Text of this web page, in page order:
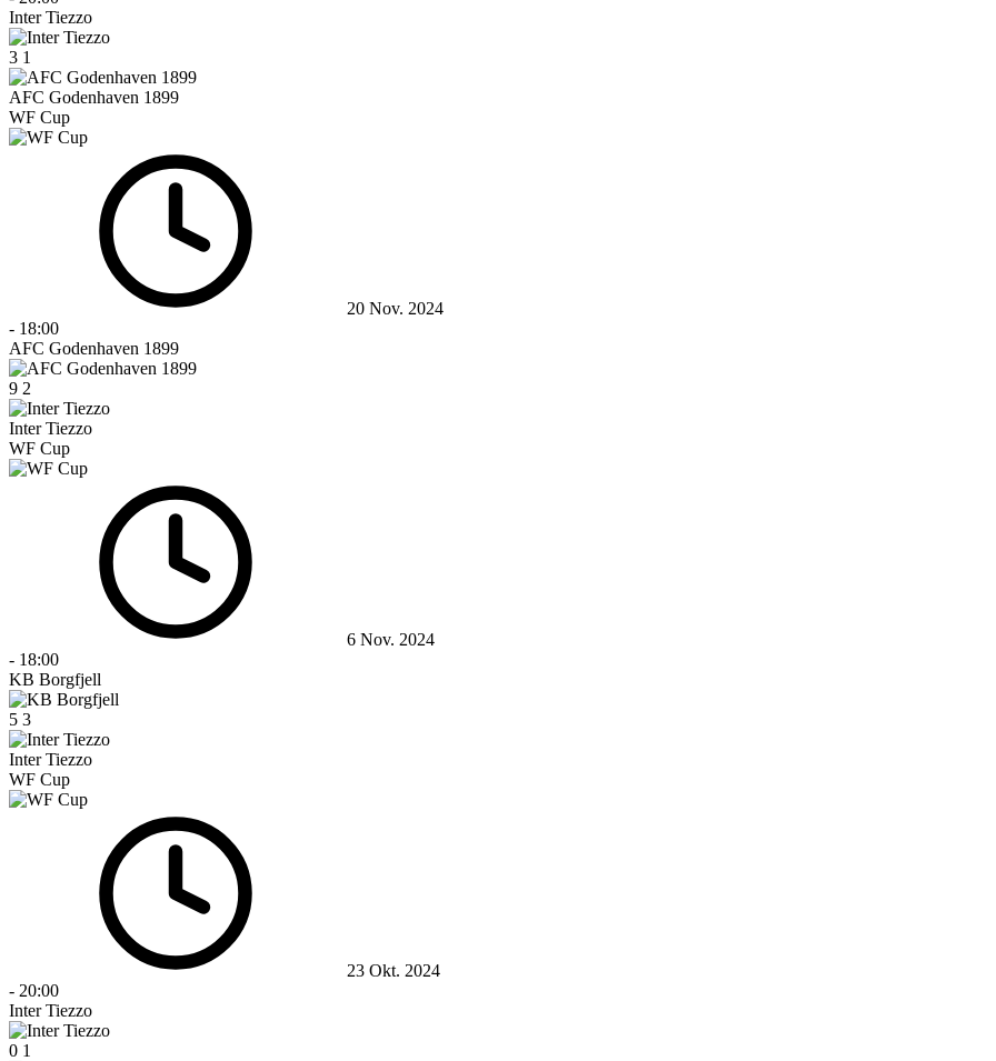
Inter Tiezzo
3 1
AFC Godenhaven 1899
WF Cup
20 Nov. 2024
- 18:00
AFC Godenhaven 1899
9 2
Inter Tiezzo
WF Cup
6 Nov. 2024
- 18:00
KB Borgfjell
5 3
Inter Tiezzo
WF Cup
23 Okt. 2024
- 20:00
Inter Tiezzo
0 1